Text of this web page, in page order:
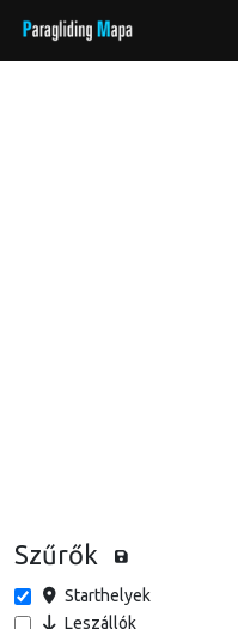
Szűrők
Starthelyek
Leszállók